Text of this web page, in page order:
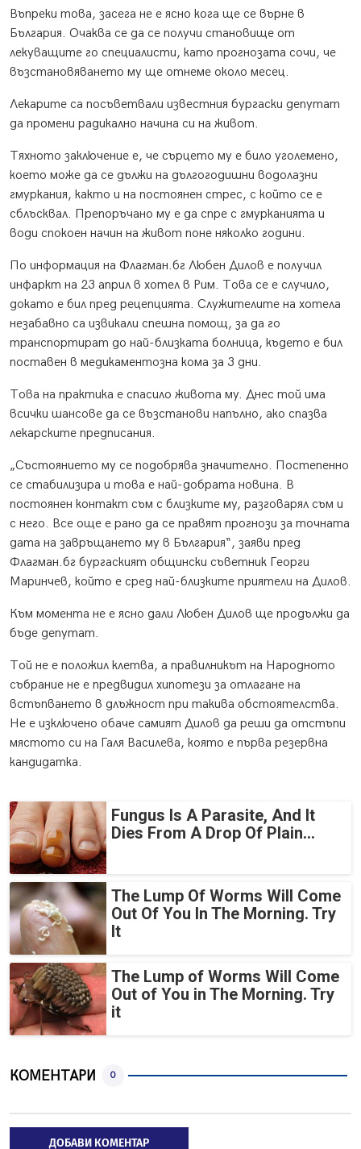
Въпреки това, засега не е ясно кога ще се върне в
България. Очаква се да се получи становище от
лекуващите го специалисти, като прогнозата сочи, че
възстановяването му ще отнеме около месец.
Лекарите са посъветвали известния бургаски депутат
да промени радикално начина си на живот.
Тяхното заключение е, че сърцето му е било уголемено,
което може да се дължи на дългогодишни водолазни
гмуркания, както и на постоянен стрес, с който се е
сблъсквал. Препоръчано му е да спре с гмурканията и
води спокоен начин на живот поне няколко години.
По информация на Флагман.бг Любен Дилов е получил
инфаркт на 23 април в хотел в Рим. Това се е случило,
докато е бил пред рецепцията. Служителите на хотела
незабавно са извикали спешна помощ, за да го
транспортират до най-близката болница, където е бил
поставен в медикаментозна кома за 3 дни.
Това на практика е спасило живота му. Днес той има
всички шансове да се възстанови напълно, ако спазва
лекарските предписания.
„Състоянието му се подобрява значително. Постепенно
се стабилизира и това е най-добрата новина. В
постоянен контакт съм с близките му, разговарял съм и
с него. Все още е рано да се правят прогнози за точната
дата на завръщането му в България“, заяви пред
Флагман.бг бургаският общински съветник Георги
Маринчев, който е сред най-близките приятели на Дилов.
Към момента не е ясно дали Любен Дилов ще продължи да
бъде депутат.
Той не е положил клетва, а правилникът на Народното
събрание не е предвидил хипотези за отлагане на
встъпването в длъжност при такива обстоятелства.
Не е изключено обаче самият Дилов да реши да отстъпи
мястото си на Галя Василева, която е първа резервна
кандидатка.
Fungus Is A Parasite, And It
Dies From A Drop Of Plain...
The Lump Of Worms Will Come
Out Of You In The Morning. Try
It
The Lump of Worms Will Come
Out of You in The Morning. Try
it
КОМЕНТАРИ 0
ДОБАВИ КОМЕНТАР